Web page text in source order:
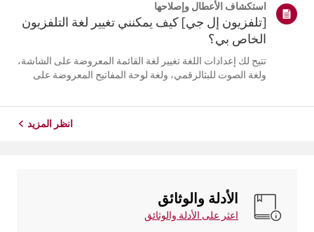
استكشاف الأعطال وإصلاحها
[تلفزيون إل جي] كيف يمكنني تغيير لغة التلفزيون
الخاص بي؟
تتيح لك إعدادات اللغة تغيير لغة القائمة المعروضة على الشاشة،
ولغة الصوت للبثالرقمي، ولغة لوحة المفاتيح المعروضة على
انظر المزيد
الأدلة والوثائق
اعثر على الأدلة والوثائق